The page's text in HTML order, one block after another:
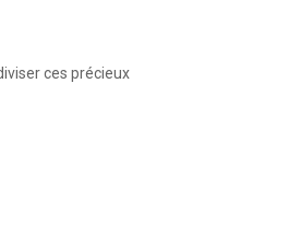
ces précieux